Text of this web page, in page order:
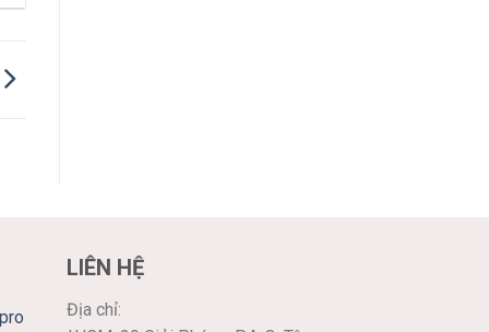
LIÊN HỆ
Địa chỉ: